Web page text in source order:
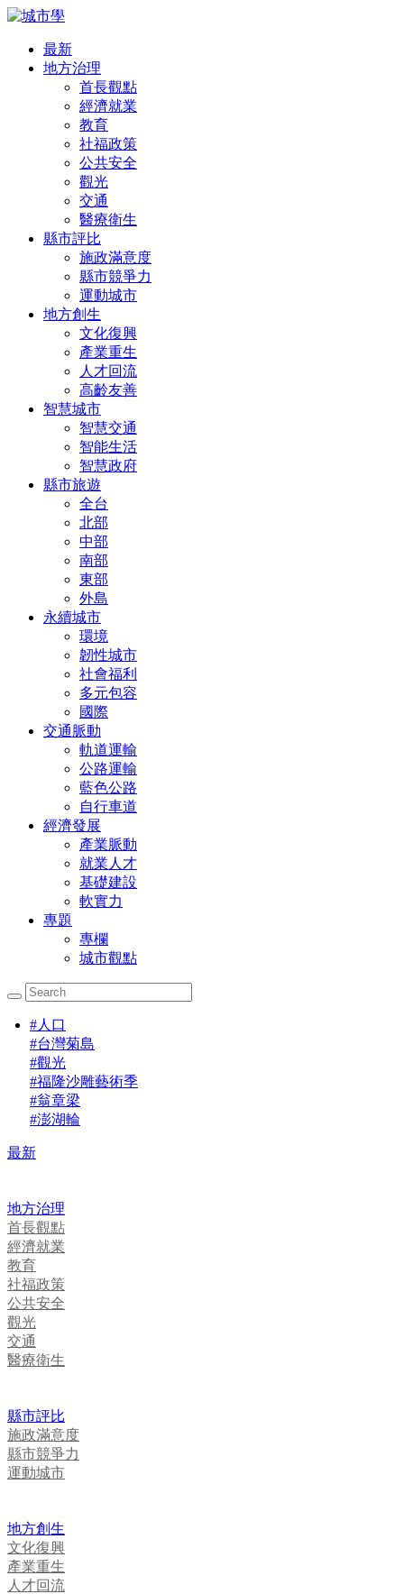
最新
地方治理
首長觀點
經濟就業
教育
社福政策
公共安全
觀光
交通
醫療衛生
縣市評比
施政滿意度
縣市競爭力
運動城市
地方創生
文化復興
產業重生
人才回流
高齡友善
智慧城市
智慧交通
智能生活
智慧政府
縣市旅遊
全台
北部
中部
南部
東部
外島
永續城市
環境
韌性城市
社會福利
多元包容
國際
交通脈動
軌道運輸
公路運輸
藍色公路
自行車道
經濟發展
產業脈動
就業人才
基礎建設
軟實力
專題
專欄
城市觀點
#人口
#台灣菊島
#觀光
#福隆沙雕藝術季
#翁章梁
#澎湖輪
最新
地方治理
首長觀點
經濟就業
教育
社福政策
公共安全
觀光
交通
醫療衛生
縣市評比
施政滿意度
縣市競爭力
運動城市
地方創生
文化復興
產業重生
人才回流